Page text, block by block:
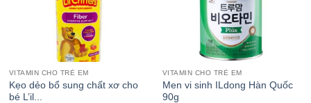
VITAMIN CHO TRẺ EM
Kẹo dẻo bổ sung chất xơ cho
bé L’il...
VITAMIN CHO TRẺ EM
Men vi sinh ILdong Hàn Quốc
90g